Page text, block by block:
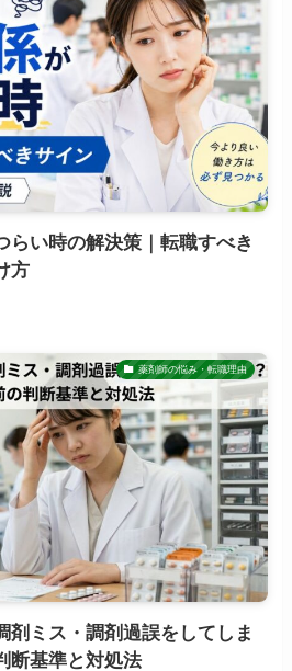
らい時の解決策｜転職すべき
方
薬剤師の悩み・転職理由
剤ミス・調剤過誤をしてしま
断基準と対処法